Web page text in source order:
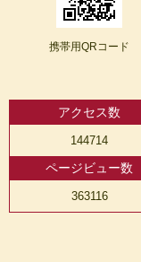
携帯用QRコード
アクセス数
144714
ページビュー数
363116